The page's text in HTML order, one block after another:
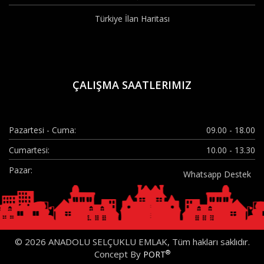
KAYACIKARAPLAR
NAKİPOĞLU
OBRUK
ORHANGAZİ
SELİMSULTAN
ŞEMSİTEBRİZİ
TATLICAK
ULUBATLIHASAN
YARMA
YAVŞANKUYU
YENİCE
YENİKENT
YENİMAHALLE
ZİNCİRLİ
Türkiye İlan Haritası
ÇALIŞMA SAATLERIMIZ
Pazartesi - Cuma:
09.00 - 18.00
Cumartesi:
10.00 - 13.30
Pazar:
Whatsapp Destek
© 2026 ANADOLU SELÇUKLU EMLAK, Tüm hakları saklıdır.
Concept By PORT®